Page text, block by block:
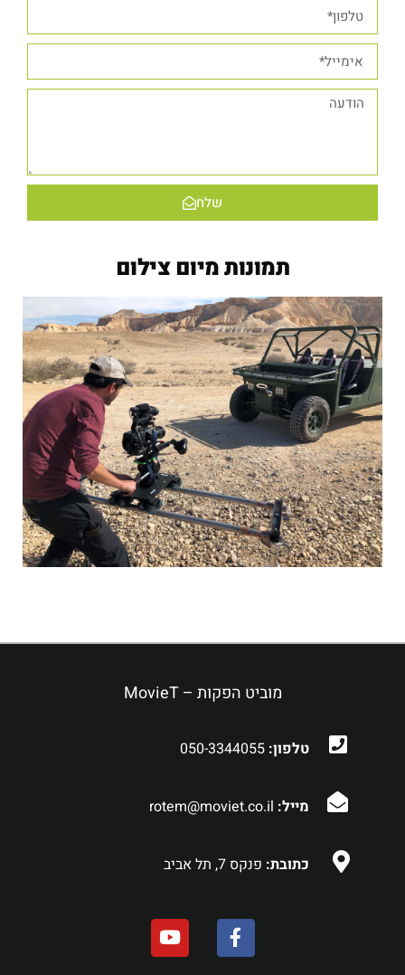
שלח
תמונות מיום צילום
מוביט הפקות – MovieT
טלפון: 050-3344055
מייל: rotem@moviet.co.il
כתובת: פנקס 7, תל אביב